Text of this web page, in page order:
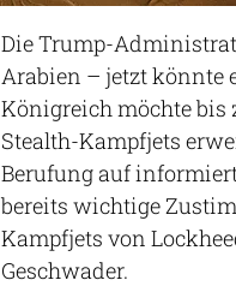
Die Trump-
Arabien – jetzt könnte
Königreich möchte bis
Stealth-Kampfjets
Berufung auf
bereits wichtige
Kampfjets von
Geschwader.